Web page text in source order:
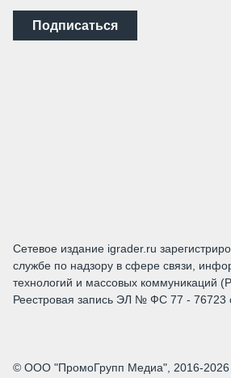
Подписаться
Сетевое издание igrader.ru
службе по надзору в сфере связи,
технологий и массовых коммуникаций
Реестровая запись ЭЛ № ФС 77 - 76723
© ООО "ПромоГрупп Медиа", 2016-2026